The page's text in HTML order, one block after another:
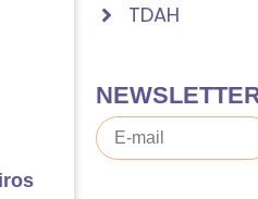
TDAH